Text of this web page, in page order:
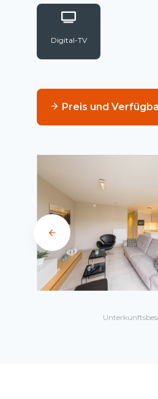
Digital-TV
Preis und